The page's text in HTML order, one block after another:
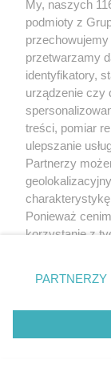
My, naszych
podmioty z
przetwarzamy
identyfikatory,
urządzenie czy
treści, pomiar
ulepszanie
Partnerzy
Ponieważ
korzystanie z
zmienić/
znajdujący się
rodzaje
użytkownika,
przetwarzaniu.
PARTNERZY